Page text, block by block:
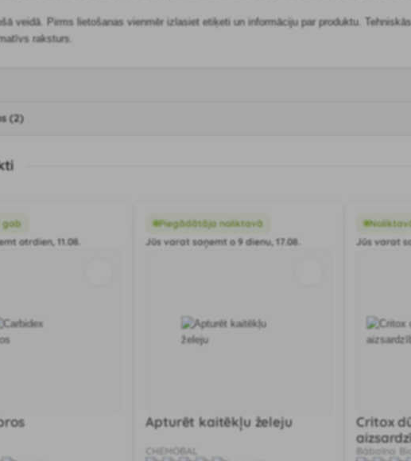
veidā. Pirms lietošanas vienmēr izlasiet etiķeti un informāciju par produktu.
raksturs.
(2)
gab
otrdien, 11.08.
Piegādātāja noliktavā
Jūs varat saņemt o 9 dienu, 17.08.
Apturēt kaitēkļu želeju
CHEMOBAL
Jūs varat
Critox
Bábolna